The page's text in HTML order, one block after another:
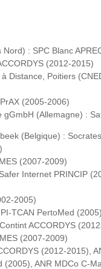
: SPC Blanc
(2012-2015)
Distance, Poitiers
(2005-2006)
gGmbH (Allemagne) :
(Belgique) :
(2007-2009)
Internet PRINCIP
2005)
TCAN PertoMed
ACCORDYS
(2007-2009)
(2012-2015),
(2005), ANR MDCo C-